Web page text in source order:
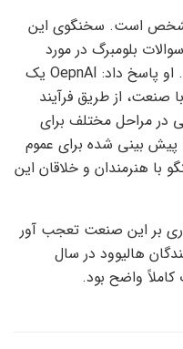
است. سخنگوی این
بلومبرگ در مورد
برنامه های این شرکت برای سورا داد. او پاسخ داد: OepnAI یک
صنعت، از طریق فرآیند
در مراحل مختلف برای
پیش بینی شده برای عموم
با هنرمندان و خلاقان این
بر این صنعت تعجب آور
هالیوود در سال
کاملاً واضح بود.